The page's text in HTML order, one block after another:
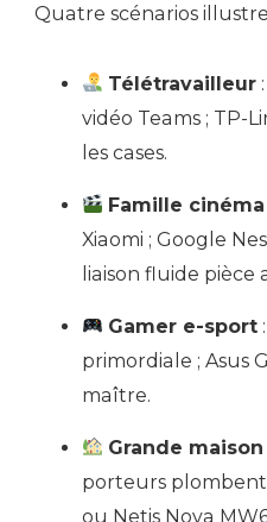
Quatre scénarios
Télétravailleur
vidéo Teams ; TP-
les cases.
Famille cinéma
Xiaomi ; Google
liaison fluide pièce
Gamer e-sport
primordiale ; Asus
maître.
Grande
porteurs plombent
ou Netis Nova